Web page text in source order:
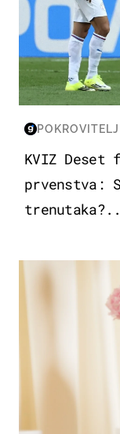
KVIZ
prvenstva:
MODA &